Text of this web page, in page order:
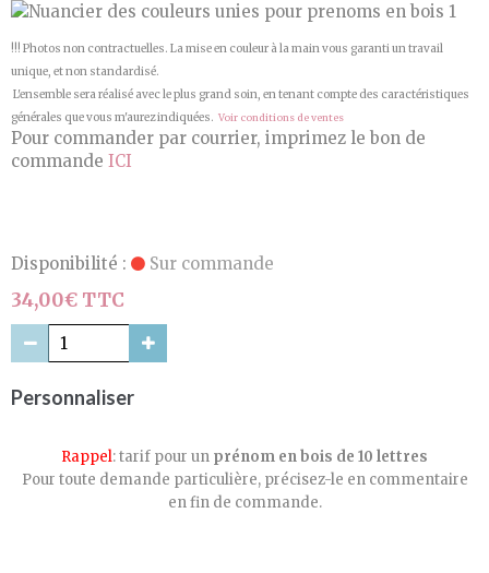
!!! Photos non contractuelles. La mise en couleur à la main vous garanti un travail
unique, et non standardisé.
L'ensemble sera réalisé avec le plus grand soin, en tenant compte des caractéristiques
générales que vous m'aurez indiquées. Voir conditions de ventes
Pour commander par courrier, imprimez le bon de
commande ICI
Disponibilité : Sur commande
34,00€ TTC
Personnaliser
Rappel: tarif pour un prénom en bois de 10 lettres
Pour toute demande particulière, précisez-le en commentaire
en fin de commande.